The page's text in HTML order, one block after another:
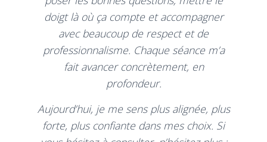
doigt là où ça compte et accompagner
avec beaucoup de respect et de
professionnalisme. Chaque séance m’a
fait avancer concrètement, en
profondeur.
Aujourd’hui, je me sens plus alignée, plus
forte, plus confiante dans mes choix. Si